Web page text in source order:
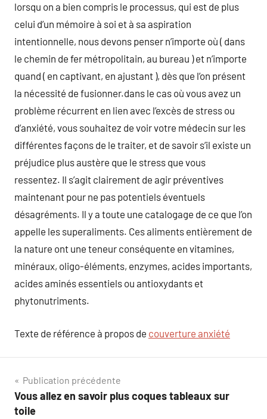
lorsqu on a bien compris le processus, qui est de plus
celui d’un mémoire à soi et à sa aspiration
intentionnelle, nous devons penser n’importe où ( dans
le chemin de fer métropolitain, au bureau ) et n’importe
quand ( en captivant, en ajustant ), dès que l’on présent
la nécessité de fusionner.dans le cas où vous avez un
problème récurrent en lien avec l’excès de stress ou
d’anxiété, vous souhaitez de voir votre médecin sur les
différentes façons de le traiter, et de savoir s’il existe un
préjudice plus austère que le stress que vous
ressentez. Il s’agit clairement de agir préventives
maintenant pour ne pas potentiels éventuels
désagréments. Il y a toute une catalogage de ce que l’on
appelle les superaliments. Ces aliments entièrement de
la nature ont une teneur conséquente en vitamines,
minéraux, oligo-éléments, enzymes, acides importants,
acides aminés essentiels ou antioxydants et
phytonutriments.
Texte de référence à propos de couverture anxiété
Navigation
de
Publication précédente
Vous allez en savoir plus coques tableaux sur
toile